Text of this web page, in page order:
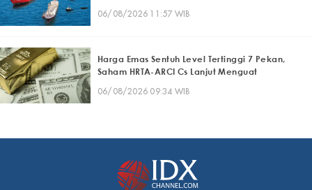
06/08/2026 11:57 WIB
Harga Emas Sentuh Level Tertinggi 7 Pekan,
Saham HRTA-ARCI Cs Lanjut Menguat
06/08/2026 09:34 WIB